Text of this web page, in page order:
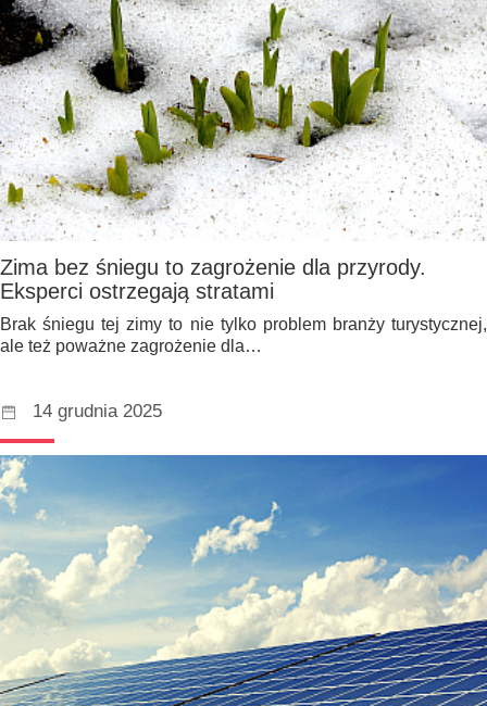
Zima bez śniegu to zagrożenie dla przyrody.
Eksperci ostrzegają stratami
Brak śniegu tej zimy to nie tylko problem branży turystycznej,
ale też poważne zagrożenie dla…
14 grudnia 2025